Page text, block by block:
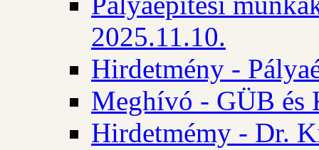
2025.11.10.
Hirdetmény -
Meghívó - GÜB és
Hirdetmémy - Dr.